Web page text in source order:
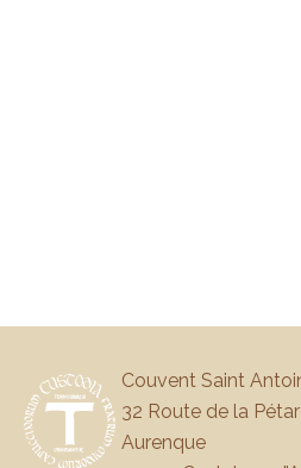
Couvent Saint
32 Route de la
Aurenque